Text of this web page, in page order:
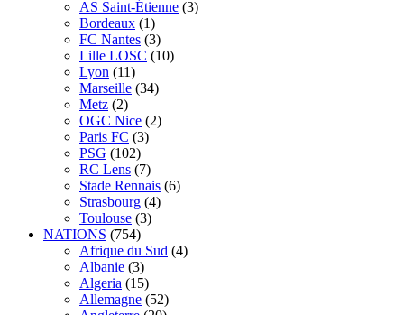
AS Saint-Étienne (3)
Bordeaux (1)
FC Nantes (3)
Lille LOSC (10)
Lyon (11)
Marseille (34)
Metz (2)
OGC Nice (2)
Paris FC (3)
PSG (102)
RC Lens (7)
Stade Rennais (6)
Strasbourg (4)
Toulouse (3)
NATIONS (754)
Afrique du Sud (4)
Albanie (3)
Algeria (15)
Allemagne (52)